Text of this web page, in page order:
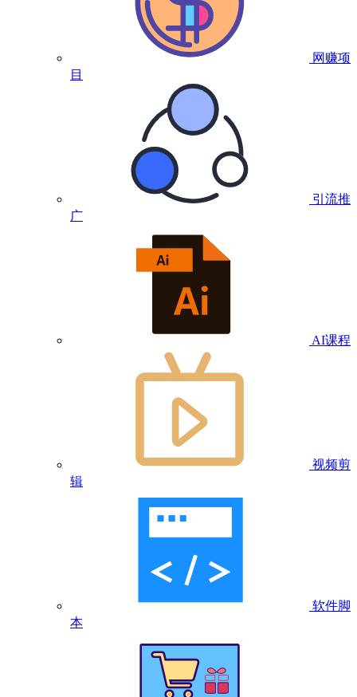
网赚项
目
引流推
广
AI课程
视频剪
辑
软件脚
本